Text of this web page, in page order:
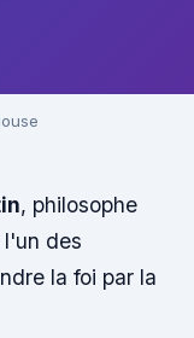
, philosophe
des
la foi par la